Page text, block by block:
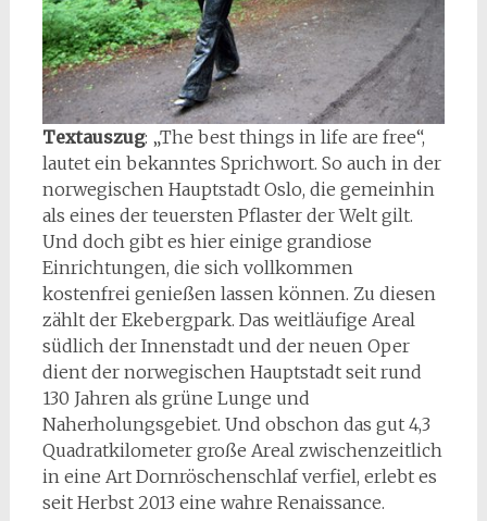
Textauszug: „The best things in life are free“,
lautet ein bekanntes Sprichwort. So auch in der
norwegischen Hauptstadt Oslo, die gemeinhin
als eines der teuersten Pflaster der Welt gilt.
Und doch gibt es hier einige grandiose
Einrichtungen, die sich vollkommen
kostenfrei genießen lassen können. Zu diesen
zählt der Ekebergpark. Das weitläufige Areal
südlich der Innenstadt und der neuen Oper
dient der norwegischen Hauptstadt seit rund
130 Jahren als grüne Lunge und
Naherholungsgebiet. Und obschon das gut 4,3
Quadratkilometer große Areal zwischenzeitlich
in eine Art Dornröschenschlaf verfiel, erlebt es
seit Herbst 2013 eine wahre Renaissance.